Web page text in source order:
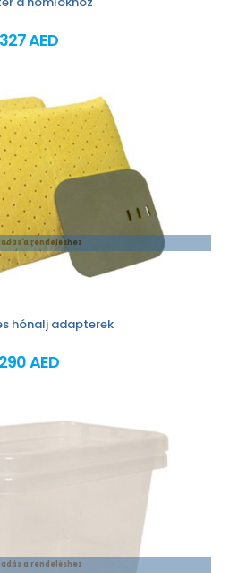
327 AED
a rendeléshez
hónalj adapterek
290 AED
a rendeléshez